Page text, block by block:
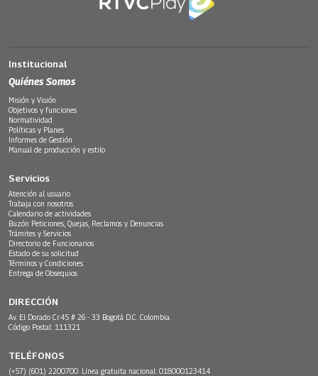
Institucional
Quiénes Somos
Misión y Visión
Objetivos y funciones
Normatividad
Políticas y Planes
Informes de Gestión
Manual de producción y estilo
Servicios
Atención al usuario
Trabaja con nosotros
Calendario de actividades
Buzón Peticiones, Quejas, Reclamos y Denuncias
Trámites y Servicios
Directorio de Funcionarios
Estado de su solicitud
Términos y Condiciones
Entrega de Obsequios
DIRECCIÓN
Av. El Dorado Cr.45 # 26 - 33 Bogotá D.C. Colombia.
Código Postal: 111321
TELÉFONOS
(+57) (601) 2200700. Línea gratuita nacional: 018000123414